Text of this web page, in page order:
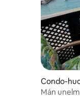
Condo-
Mán unelma (Näkymät